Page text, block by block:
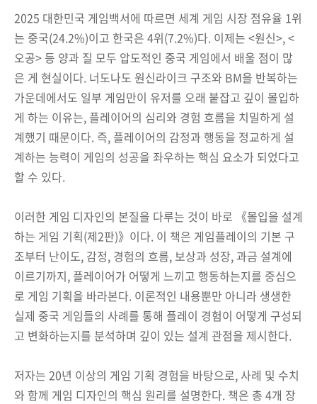
2025 대한민국 게임백서에 따르면 세계 게임 시장 점유율 1위
는 중국(24.2%)이고 한국은 4위(7.2%)다. 이제는 <원신>, <
오공> 등 양과 질 모두 압도적인 중국 게임에서 배울 점이 많
은 게 현실이다. 너도나도 원신라이크 구조와 BM을 반복하는
가운데에서도 일부 게임만이 유저를 오래 붙잡고 깊이 몰입하
게 하는 이유는, 플레이어의 심리와 경험 흐름을 치밀하게 설
계했기 때문이다. 즉, 플레이어의 감정과 행동을 정교하게 설
계하는 능력이 게임의 성공을 좌우하는 핵심 요소가 되었다고
할 수 있다.
이러한 게임 디자인의 본질을 다루는 것이 바로 《몰입을 설계
하는 게임 기획(제2판)》이다. 이 책은 게임플레이의 기본 구
조부터 난이도, 감정, 경험의 흐름, 보상과 성장, 과금 설계에
이르기까지, 플레이어가 어떻게 느끼고 행동하는지를 중심으
로 게임 기획을 바라본다. 이론적인 내용뿐만 아니라 생생한
실제 중국 게임들의 사례를 통해 플레이 경험이 어떻게 구성되
고 변화하는지를 분석하며 깊이 있는 설계 관점을 제시한다.
저자는 20년 이상의 게임 기획 경험을 바탕으로, 사례 및 수치
와 함께 게임 디자인의 핵심 원리를 설명한다. 책은 총 4개 장